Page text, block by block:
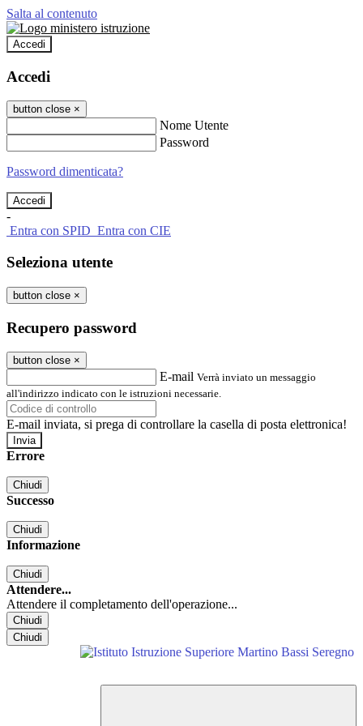
Salta al contenuto
Accedi
Accedi
button close ×
Nome Utente
Password
Password dimenticata?
-
Entra con SPID Entra con CIE
Seleziona utente
button close ×
Recupero password
button close ×
E-mail Verrà inviato un messaggio
all'indirizzo indicato con le istruzioni necessarie.
E-mail inviata, si prega di controllare la casella di posta elettronica!
Errore
Chiudi
Successo
Chiudi
Informazione
Chiudi
Attendere...
Attendere il completamento dell'operazione...
Chiudi
Chiudi